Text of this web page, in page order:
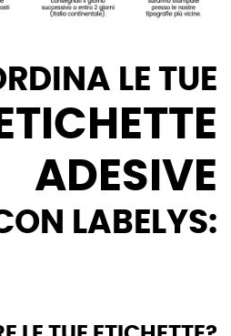
LE TUE
ETICHETTE
ADESIVE
LABELYS: